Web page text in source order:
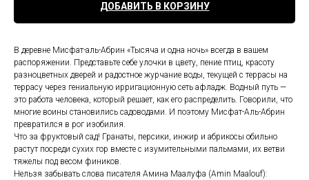
ДОБАВИТЬ В КОРЗИНУ
В деревне Мисфат-аль-Абрин «Тысяча и одна ночь» всегда в вашем
распоряжении. Представьте себе улочки в цвету, пение птиц, красоту
разноцветных дверей и радостное журчание воды, текущей с террасы на
террасу через гениальную ирригационную сеть афладж. Водный путь —
это работа человека, который решает, как его распределить. Говорили, что
многие воины становились садоводами. И поэтому Мисфат-Аль-Абрин
превратился в рог изобилия.
Что за фруктовый сад! Гранаты, персики, инжир и абрикосы обильно
растут посреди сухих гор вместе с изумительными пальмами, их ветви
тяжелы под весом фиников.
Нельзя забывать слова писателя Амина Маалуфа (Amin Maalouf):